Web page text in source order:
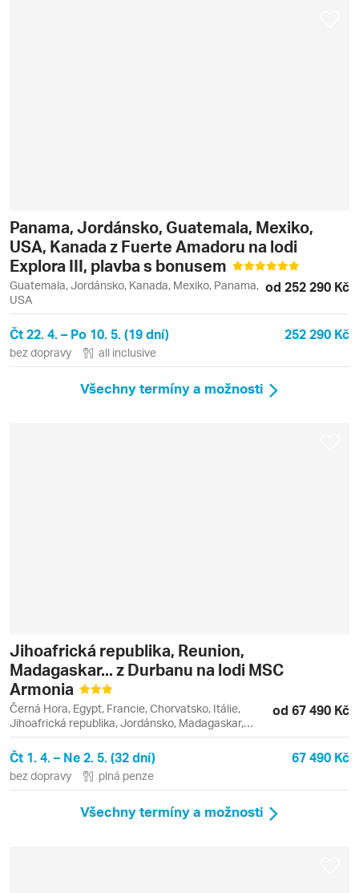
Panama, Jordánsko, Guatemala, Mexiko,
USA, Kanada z Fuerte Amadoru na lodi
Explora III, plavba s bonusem
Guatemala, Jordánsko, Kanada, Mexiko, Panama,
USA
od 252 290 Kč
Čt 22. 4. – Po 10. 5. (19 dní) 252 290 Kč
bez dopravy all inclusive
Všechny termíny a možnosti
Jihoafrická republika, Reunion,
Madagaskar... z Durbanu na lodi MSC
Armonia
Černá Hora, Egypt, Francie, Chorvatsko, Itálie,
Jihoafrická republika, Jordánsko, Madagaskar,
Mauricius, Řecko, Seychely
od 67 490 Kč
Čt 1. 4. – Ne 2. 5. (32 dní) 67 490 Kč
bez dopravy plná penze
Všechny termíny a možnosti